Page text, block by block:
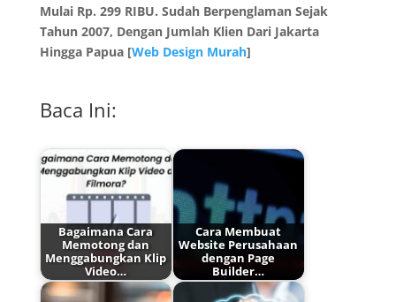
Mulai Rp. 299 RIBU. Sudah Berpenglaman Sejak
Tahun 2007, Dengan Jumlah Klien Dari Jakarta
Hingga Papua [Web Design Murah]
Baca Ini:
Bagaimana Cara
Memotong dan
Menggabungkan Klip
Video…
Cara Membuat
Website Perusahaan
dengan Page
Builder…